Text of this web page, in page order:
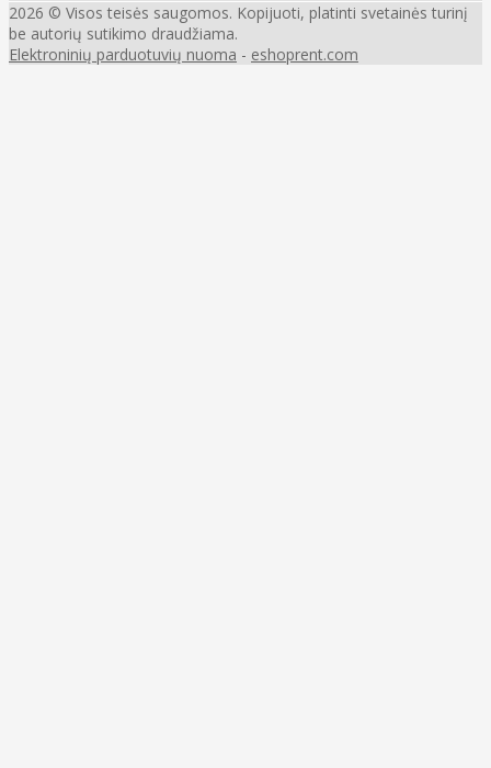
2026 © Visos teisės saugomos. Kopijuoti, platinti svetainės turinį
be autorių sutikimo draudžiama.
Elektroninių parduotuvių nuoma - eshoprent.com